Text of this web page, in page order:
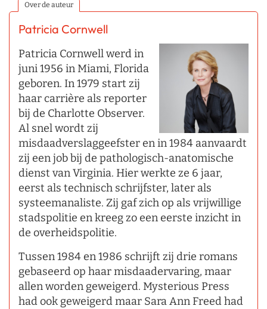
Over de auteur
Patricia Cornwell
Patricia Cornwell werd in
juni 1956 in Miami, Florida
geboren. In 1979 start zij
haar carrière als reporter
bij de Charlotte Observer.
Al snel wordt zij
misdaadverslaggeefster en in 1984 aanvaardt
zij een job bij de pathologisch-anatomische
dienst van Virginia. Hier werkte ze 6 jaar,
eerst als technisch schrijfster, later als
systeemanaliste. Zij gaf zich op als vrijwillige
stadspolitie en kreeg zo een eerste inzicht in
de overheidspolitie.
Tussen 1984 en 1986 schrijft zij drie romans
gebaseerd op haar misdaadervaring, maar
allen worden geweigerd. Mysterious Press
had ook geweigerd maar Sara Ann Freed had